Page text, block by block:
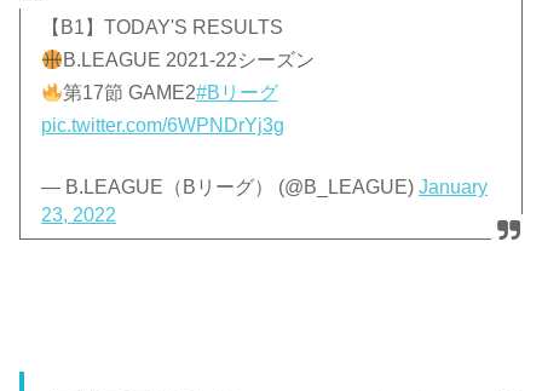
【B1】TODAY'S RESULTS
B.LEAGUE 2021-22シーズン
第17節 GAME2#Bリーグ
pic.twitter.com/6WPNDrYj3g
— B.LEAGUE（Bリーグ） (@B_LEAGUE)January
23, 2022